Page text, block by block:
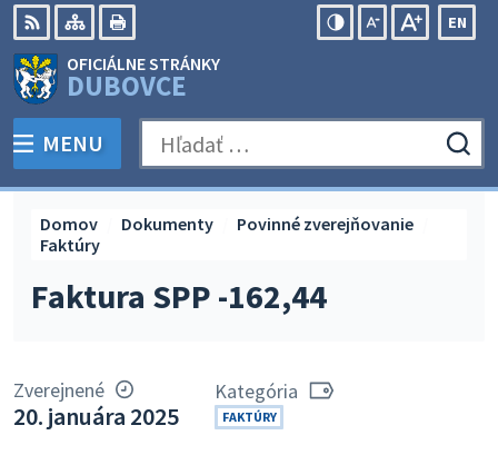
Preskočiť
na
obsah
RSS Mapa
EN
OFICIÁLNE STRÁNKY
DUBOVCE
PREPNÚŤ
MENU Hľadať:
Faktura SPP -162,44
Domov Dokumenty
Povinné zverejňovanie
Faktúry
Zverejnené
20. januára 2025
Kategória
FAKTÚRY